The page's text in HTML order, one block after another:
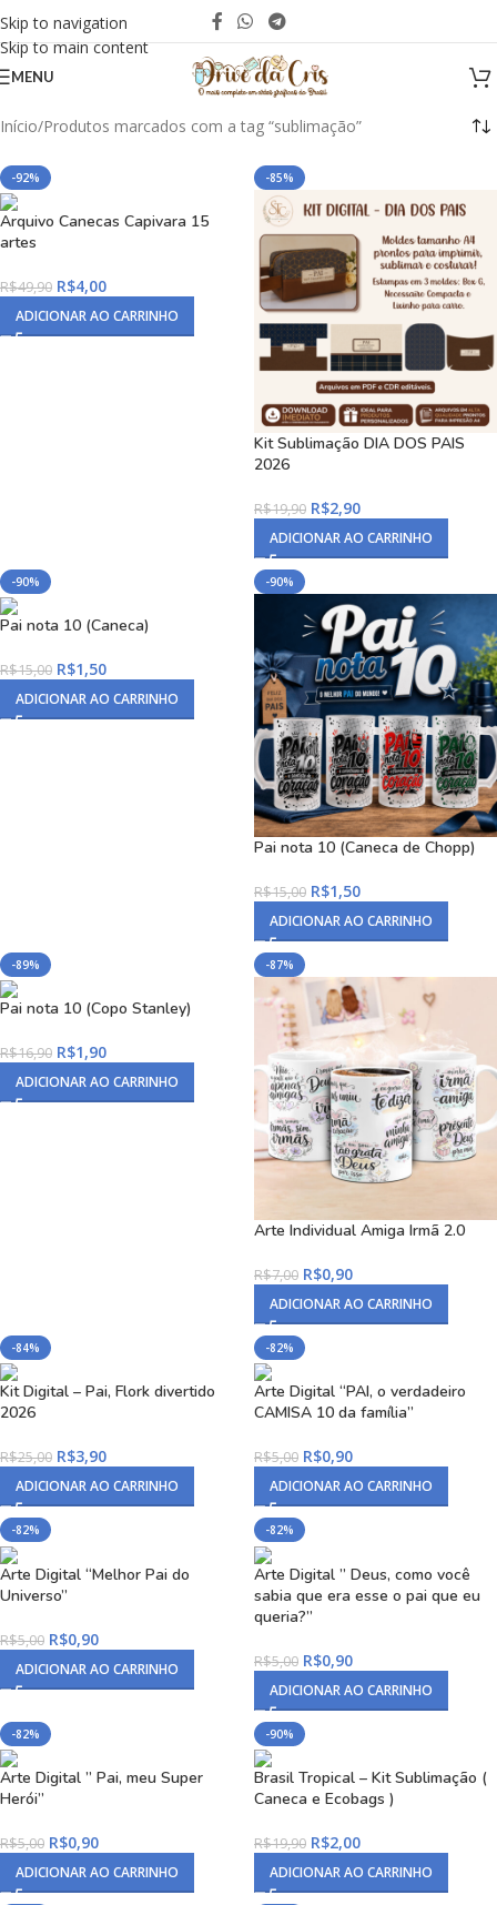
Skip to navigation
Skip to main content
MENU
Início Produtos marcados com a tag “sublimação”
-92%
Arquivo Canecas Capivara 15
artes
R$49,90 R$4,00
ADICIONAR AO CARRINHO
-85%
Kit Sublimação DIA DOS PAIS
2026
R$19,90 R$2,90
ADICIONAR AO CARRINHO
-90%
Pai nota 10 (Caneca)
R$15,00 R$1,50
ADICIONAR AO CARRINHO
-90%
Pai nota 10 (Caneca de Chopp)
R$15,00 R$1,50
ADICIONAR AO CARRINHO
-89%
Pai nota 10 (Copo Stanley)
R$16,90 R$1,90
ADICIONAR AO CARRINHO
-87%
Arte Individual Amiga Irmã 2.0
R$7,00 R$0,90
ADICIONAR AO CARRINHO
-84%
Kit Digital – Pai, Flork divertido
2026
R$25,00 R$3,90
ADICIONAR AO CARRINHO
-82%
Arte Digital “PAI, o verdadeiro
CAMISA 10 da família”
R$5,00 R$0,90
ADICIONAR AO CARRINHO
-82%
Arte Digital “Melhor Pai do
Universo”
R$5,00 R$0,90
ADICIONAR AO CARRINHO
-82%
Arte Digital ” Deus, como você
sabia que era esse o pai que eu
queria?”
R$5,00 R$0,90
ADICIONAR AO CARRINHO
-82%
Arte Digital ” Pai, meu Super
Herói”
R$5,00 R$0,90
ADICIONAR AO CARRINHO
-90%
Brasil Tropical – Kit Sublimação (
Caneca e Ecobags )
R$19,90 R$2,00
ADICIONAR AO CARRINHO